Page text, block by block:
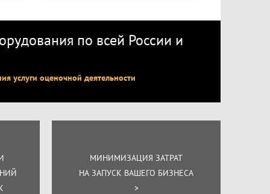
по всей России и
услуги оценочной деятельности
МИНИМИЗАЦИЯ ЗАТРАТ
НА ЗАПУСК ВАШЕГО БИЗНЕСА
>